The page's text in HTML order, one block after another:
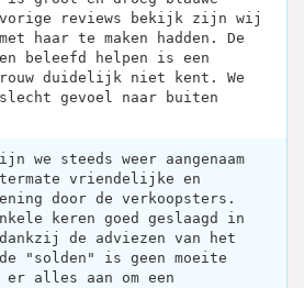
reviews bekijk zijn wij
haar te maken hadden. De
beleefd helpen is een
duidelijk niet kent. We
gevoel naar buiten
we steeds weer aangenaam
vriendelijke en
door de verkoopsters.
keren goed geslaagd in
de adviezen van het
"solden" is geen moeite
er alles aan om een